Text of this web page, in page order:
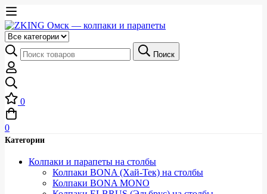
Выберите
категорию
Искать:
Поиск
0
0
Категории
Колпаки и парапеты на столбы
Колпаки BONA (Хай-Тек) на столбы
Колпаки BONA MONO